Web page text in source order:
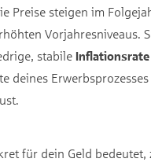
Preise steigen im
Vorjahresniveaus.
stabile
deines
für dein Geld